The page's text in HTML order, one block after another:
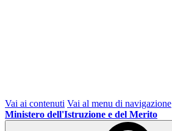
Vai ai contenuti Vai al menu di navigazione
Ministero dell'Istruzione e del Merito